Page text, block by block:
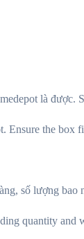
là
Ensure the
số lượng
quantity